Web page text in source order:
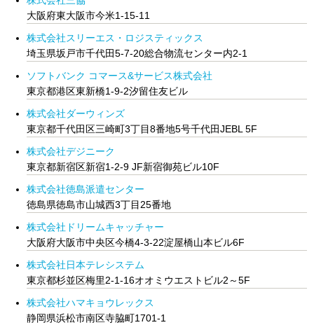
大阪府東大阪市今米1-15-11
株式会社スリーエス・ロジスティックス
埼玉県坂戸市千代田5-7-20総合物流センター内2-1
ソフトバンク コマース&サービス株式会社
東京都港区東新橋1-9-2汐留住友ビル
株式会社ダーウィンズ
東京都千代田区三崎町3丁目8番地5号千代田JEBL 5F
株式会社デジニーク
東京都新宿区新宿1-2-9 JF新宿御苑ビル10F
株式会社徳島派遣センター
徳島県徳島市山城西3丁目25番地
株式会社ドリームキャッチャー
大阪府大阪市中央区今橋4-3-22淀屋橋山本ビル6F
株式会社日本テレシステム
東京都杉並区梅里2-1-16オオミウエストビル2～5F
株式会社ハマキョウレックス
静岡県浜松市南区寺脇町1701-1